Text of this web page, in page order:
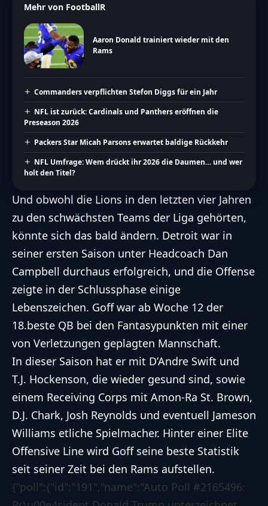
Mehr von FootballR
Aaron Donald trainiert wieder mit den
Rams
Commanders verpflichten Stefon Diggs für ein Jahr
NFL ist zurück: Cardinals und Panthers eröffnen die
Preseason 2026
Packers Star Micah Parsons erwartet baldige Rückkehr
NFL Umfrage: Wem drückt ihr 2026 die Daumen… und wer
holt den Titel?
Und obwohl die Lions in den letzten vier Jahren
zu den schwächsten Teams der Liga gehörten,
könnte sich das bald ändern. Detroit war in
seiner ersten Saison unter Headcoach Dan
Campbell durchaus erfolgreich, und die Offense
zeigte in der Schlussphase einige
Lebenszeichen. Goff war ab Woche 12 der
18.beste QB bei den Fantasypunkten mit einer
von Verletzungen geplagten Mannschaft.
In dieser Saison hat er mit D’Andre Swift und
T.J. Hockenson, die wieder gesund sind, sowie
einem Receiving Corps mit Amon-Ra St. Brown,
D.J. Chark, Josh Reynolds und eventuell Jameson
Williams etliche Spielmacher. Hinter einer Elite
Offensive Line wird Goff seine beste Statistik
seit seiner Zeit bei den Rams aufstellen.
{"poll":{"id":"191","name":"Auto Poll #2165496: